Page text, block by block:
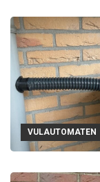
VULAUTOMATEN